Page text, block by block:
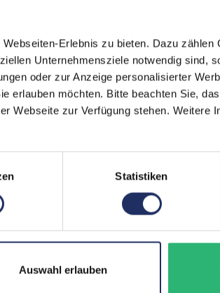
Erlebnis zu bieten. Dazu zählen
Unternehmensziele notwendig sind,
oder zur Anzeige personalisierter
erlauben möchten. Bitte beachten Sie,
Webseite zur Verfügung stehen. Weitere
Statistiken
Auswahl erlauben
Pixeldichte:
Prozessorkerne:
Rückkamera:
Schnittstellen:
Zustand:
Datenspeicher: